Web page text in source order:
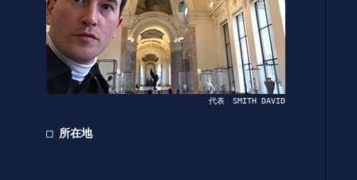
代表 SMITH DAVID
□ 所在地